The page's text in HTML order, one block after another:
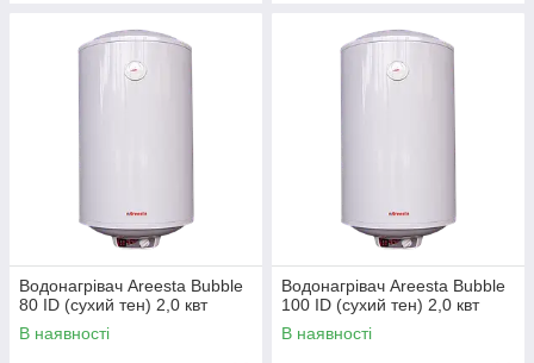
Водонагрівач Areesta Bubble
80 ID (сухий тен) 2,0 квт
В наявності
Водонагрівач Areesta Bubble
100 ID (сухий тен) 2,0 квт
В наявності